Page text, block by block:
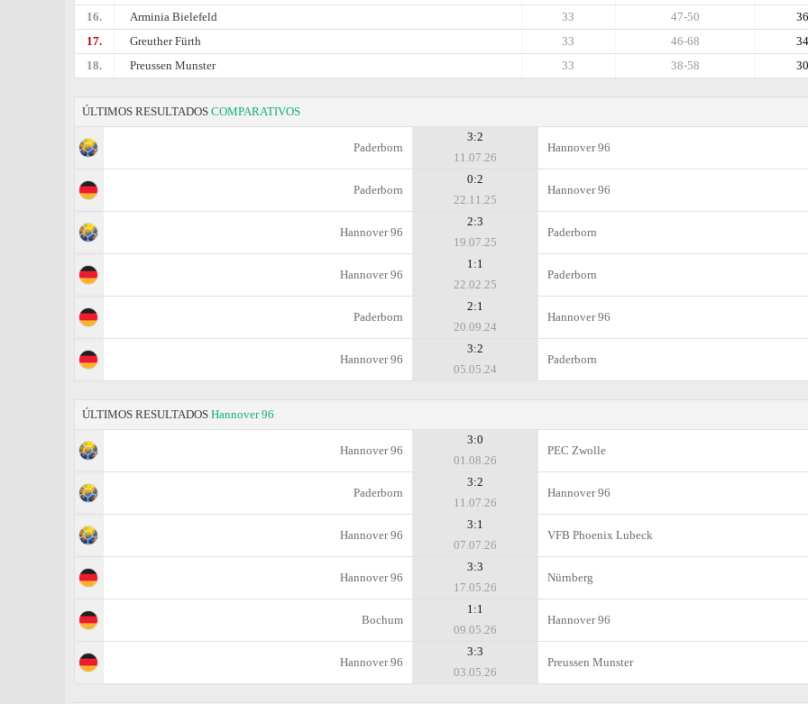
16.
Arminia Bielefeld 36
47-50
33
17.
Greuther Fürth 34
46-68
33
18.
Preussen Munster 30
38-58
33
ÚLTIMOS RESULTADOS COMPARATIVOS
Paderborn
3:2
11.07.26
Hannover 96
Paderborn
0:2
22.11.25
Hannover 96
Hannover 96
2:3
19.07.25
Paderborn
Hannover 96
1:1
22.02.25
Paderborn
Paderborn
2:1
20.09.24
Hannover 96
Hannover 96
3:2
05.05.24
Paderborn
ÚLTIMOS RESULTADOS Hannover 96
Hannover 96
3:0
01.08.26
PEC Zwolle
Paderborn
3:2
11.07.26
Hannover 96
Hannover 96
3:1
07.07.26
VFB Phoenix Lubeck
Hannover 96
3:3
17.05.26
Nürnberg
Bochum
1:1
09.05.26
Hannover 96
Hannover 96
3:3
03.05.26
Preussen Munster